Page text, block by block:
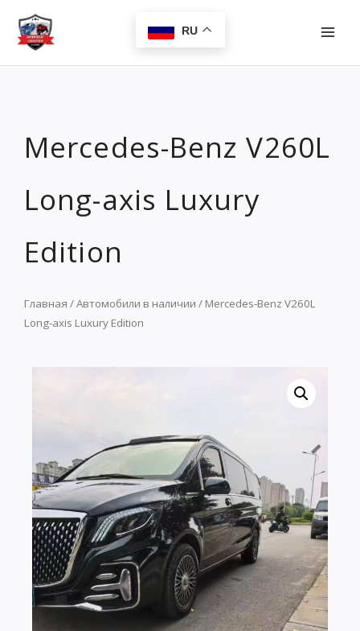
Перейти
содержимому
RU
Mercedes-Benz V260L
Long-axis Luxury
Edition
Главная /Автомобили в наличии / Mercedes-Benz V260L
Long-axis Luxury Edition